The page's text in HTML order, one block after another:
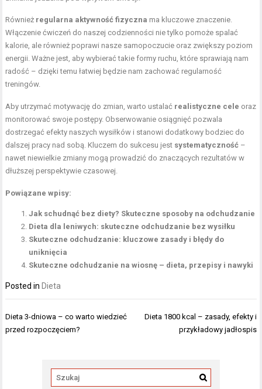
Również regularna aktywność fizyczna ma kluczowe znaczenie.
Włączenie ćwiczeń do naszej codzienności nie tylko pomoże spalać
kalorie, ale również poprawi nasze samopoczucie oraz zwiększy poziom
energii. Ważne jest, aby wybierać takie formy ruchu, które sprawiają nam
radość – dzięki temu łatwiej będzie nam zachować regularność
treningów.
Aby utrzymać motywację do zmian, warto ustalać realistyczne cele oraz
monitorować swoje postępy. Obserwowanie osiągnięć pozwala
dostrzegać efekty naszych wysiłków i stanowi dodatkowy bodziec do
dalszej pracy nad sobą. Kluczem do sukcesu jest systematyczność –
nawet niewielkie zmiany mogą prowadzić do znaczących rezultatów w
dłuższej perspektywie czasowej.
Powiązane wpisy:
Jak schudnąć bez diety? Skuteczne sposoby na odchudzanie
Dieta dla leniwych: skuteczne odchudzanie bez wysiłku
Skuteczne odchudzanie: kluczowe zasady i błędy do
uniknięcia
Skuteczne odchudzanie na wiosnę – dieta, przepisy i nawyki
Posted in Dieta
Nawigacja
wpisu
Dieta 3-dniowa – co warto wiedzieć
przed rozpoczęciem?
Dieta 1800 kcal – zasady, efekty i
przykładowy jadłospis